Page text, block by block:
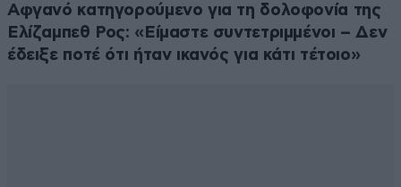
Αφγανό κατηγορούμενο για τη δολοφονία της
Ελίζαμπεθ Ρος: «Είμαστε συντετριμμένοι – Δεν
έδειξε ποτέ ότι ήταν ικανός για κάτι τέτοιο»